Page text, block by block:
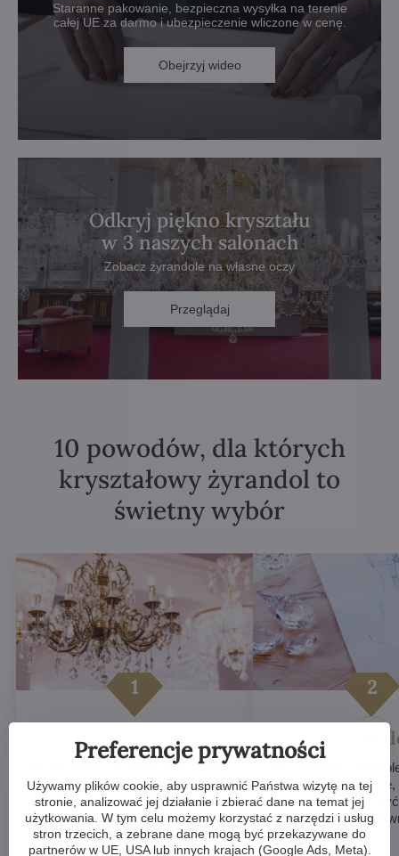
Staranne pakowanie, bezpieczna wysyłka na terenie
całej UE za darmo i ubezpieczenie wliczone w cenę.
Obejrzyj wideo
Odkryj piękno kryształu
w 3 naszych salonach
Zobacz żyrandole na własne oczy
Przeglądaj
10 powodów, dla których
kryształowy żyrandol to
świetny wybór
Luksusowy wygląd
Kryształowy żyrandol natychmiast
dodaje pomieszczeniu elegancji i
wyrafinowania, podnosząc prestiż
każdej przestrzeni.
Unikalne
Kryształowe
wykonywane
egzemplarz może
dzięki czemu Twoje
będzie wyjątkowe.
Preferencje prywatności
Używamy plików cookie, aby usprawnić Państwa wizytę na tej
stronie, analizować jej działanie i zbierać dane na temat jej
użytkowania. W tym celu możemy korzystać z narzędzi i usług
stron trzecich, a zebrane dane mogą być przekazywane do
partnerów w UE, USA lub innych krajach (Google Ads, Meta).